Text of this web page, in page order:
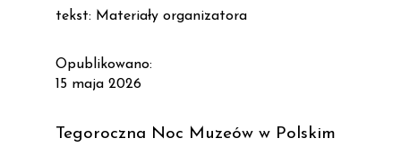
tekst: Materiały organizatora
Opublikowano:
15 maja 2026
Tegoroczna Noc Muzeów w Polskim